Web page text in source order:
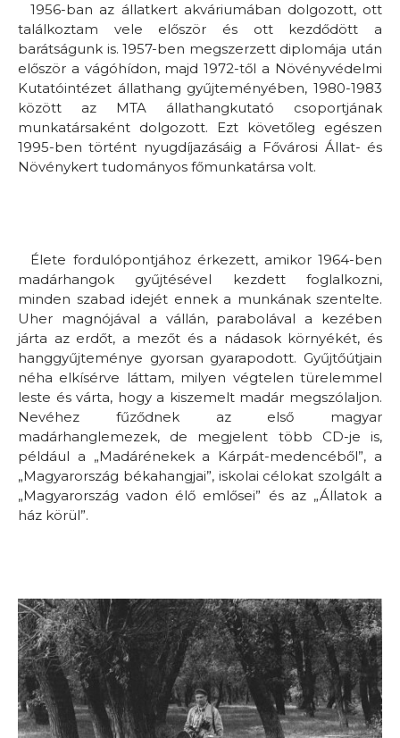
1956-ban az állatkert akváriumában dolgozott, ott
találkoztam vele először és ott kezdődött a
barátságunk is. 1957-ben megszerzett diplomája után
először a vágóhídon, majd 1972-től a Növényvédelmi
Kutatóintézet állathang gyűjteményében, 1980-1983
között az MTA állathangkutató csoportjának
munkatársaként dolgozott. Ezt követőleg egészen
1995-ben történt nyugdíjazásáig a Fővárosi Állat- és
Növénykert tudományos főmunkatársa volt.
Élete fordulópontjához érkezett, amikor 1964-ben
madárhangok gyűjtésével kezdett foglalkozni,
minden szabad idejét ennek a munkának szentelte.
Uher magnójával a vállán, parabolával a kezében
járta az erdőt, a mezőt és a nádasok környékét, és
hanggyűjteménye gyorsan gyarapodott. Gyűjtőútjain
néha elkísérve láttam, milyen végtelen türelemmel
leste és várta, hogy a kiszemelt madár megszólaljon.
Nevéhez fűződnek az első magyar
madárhanglemezek, de megjelent több CD-je is,
például a „Madárénekek a Kárpát-medencéből”, a
„Magyarország békahangjai”, iskolai célokat szolgált a
„Magyarország vadon élő emlősei” és az „Állatok a
ház körül”.